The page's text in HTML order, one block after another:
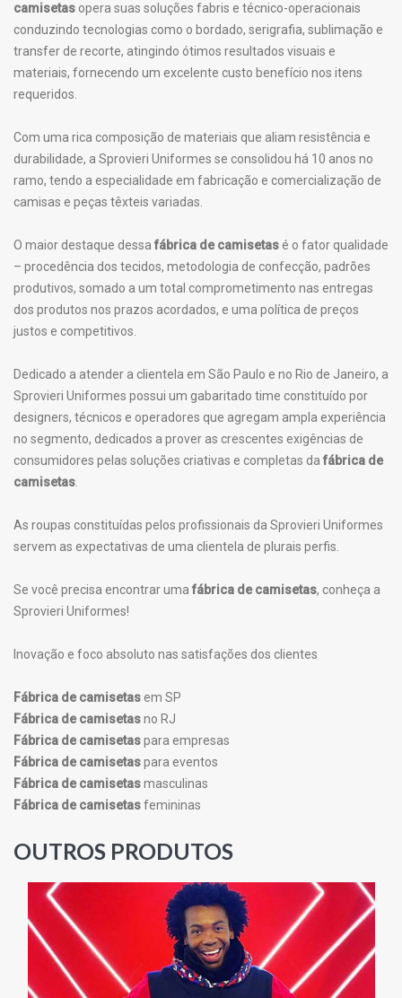
camisetas opera suas soluções fabris e técnico-operacionais
conduzindo tecnologias como o bordado, serigrafia, sublimação e
transfer de recorte, atingindo ótimos resultados visuais e
materiais, fornecendo um excelente custo benefício nos itens
requeridos.
Com uma rica composição de materiais que aliam resistência e
durabilidade, a Sprovieri Uniformes se consolidou há 10 anos no
ramo, tendo a especialidade em fabricação e comercialização de
camisas e peças têxteis variadas.
O maior destaque dessa fábrica de camisetasé o fator qualidade
– procedência dos tecidos, metodologia de confecção, padrões
produtivos, somado a um total comprometimento nas entregas
dos produtos nos prazos acordados, e uma política de preços
justos e competitivos.
Dedicado a atender a clientela em São Paulo e no Rio de Janeiro, a
Sprovieri Uniformes possui um gabaritado time constituído por
designers, técnicos e operadores que agregam ampla experiência
no segmento, dedicados a prover as crescentes exigências de
consumidores pelas soluções criativas e completas da fábrica de
camisetas
As roupas constituídas pelos profissionais da Sprovieri Uniformes
servem as expectativas de uma clientela de plurais perfis.
Se você precisa encontrar uma fábrica de camisetas, conheça a
Sprovieri Uniformes!
Inovação e foco absoluto nas satisfações dos clientes
Fábrica de camisetasem SP
Fábrica de camisetasno RJ
Fábrica de camisetaspara empresas
Fábrica de camisetaspara eventos
Fábrica de camisetasmasculinas
Fábrica de camisetasfemininas
OUTROS PRODUTOS